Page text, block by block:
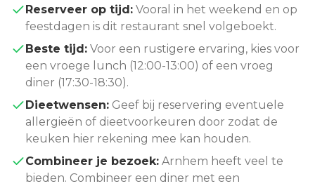
Reserveer op tijd: Vooral in het weekend en op
feestdagen is dit restaurant snel volgeboekt.
Beste tijd: Voor een rustigere ervaring, kies voor
een vroege lunch (12:00-13:00) of een vroeg
diner (17:30-18:30).
Dieetwensen: Geef bij reservering eventuele
allergieën of dieetvoorkeuren door zodat de
keuken hier rekening mee kan houden.
Combineer je bezoek: Arnhem heeft veel te
bieden. Combineer een diner met een